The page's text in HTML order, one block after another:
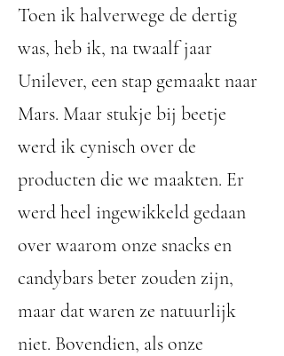
Toen ik halverwege de dertig
was, heb ik, na twaalf jaar
Unilever, een stap gemaakt naar
Mars. Maar stukje bij beetje
werd ik cynisch over de
producten die we maakten. Er
werd heel ingewikkeld gedaan
over waarom onze snacks en
candybars beter zouden zijn,
maar dat waren ze natuurlijk
niet. Bovendien, als onze